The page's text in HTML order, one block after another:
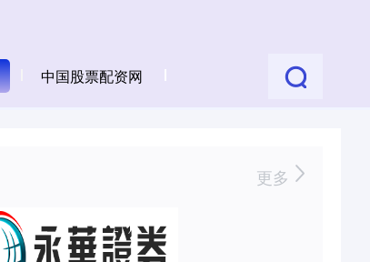
中国股票配资网
更多